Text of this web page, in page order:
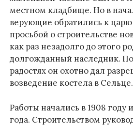
местном кладбище. Но в
верующие обратились к
просьбой о строительстве
как раз незадолго до этого
долгожданный наследник.
радостях он охотно дал
возведение костела в Сельце.
Работы начались в 1908 году
года. Строительством